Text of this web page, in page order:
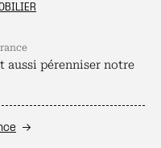
aussi pérenniser notre